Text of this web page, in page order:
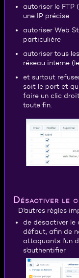
autoriser le FTP
une IP précise
autoriser Web
particulière
autoriser tous
réseau interne
et surtout
soit le port et
faire un clic
toute fin.
Désactiver le
D'autres règles
de désactiver le
défaut, afin de
attaquants l'un
s'authentifier